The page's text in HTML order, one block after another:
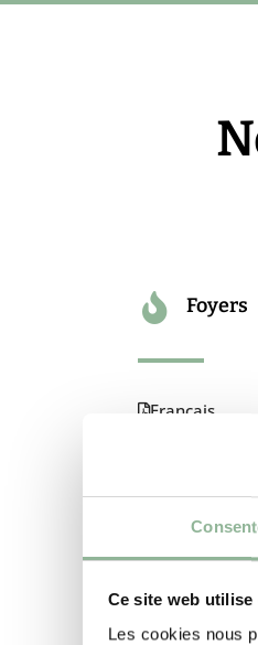
Ce site web utilise
Les cookies nous
Foyers
Français
Español
Italiano